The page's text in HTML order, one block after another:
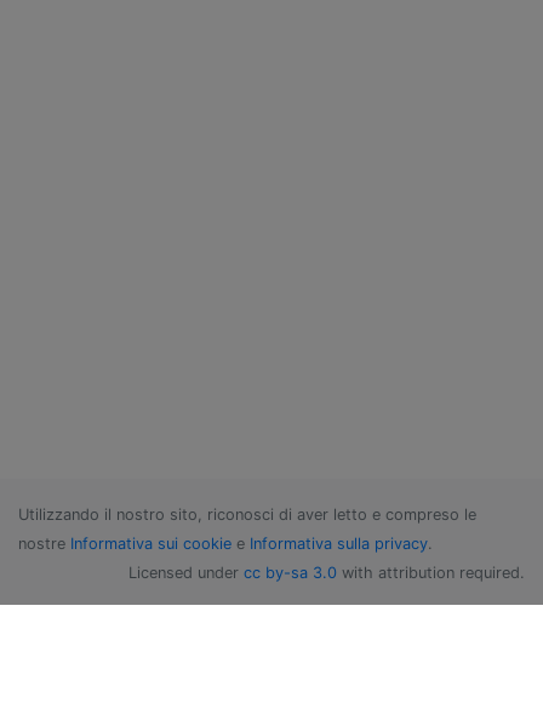
Utilizzando il nostro sito, riconosci di aver letto e compreso le
nostre Informativa sui cookie e Informativa sulla privacy.
Licensed under cc by-sa 3.0 with attribution required.